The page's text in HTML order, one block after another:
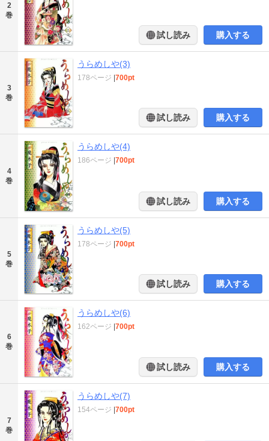
2
巻
試し読み 購入する
3
巻
うらめしや(3)
178ページ 700pt
試し読み 購入する
4
巻
うらめしや(4)
186ページ 700pt
試し読み 購入する
5
巻
うらめしや(5)
178ページ 700pt
試し読み 購入する
6
巻
うらめしや(6)
162ページ 700pt
試し読み 購入する
7
巻
うらめしや(7)
154ページ 700pt